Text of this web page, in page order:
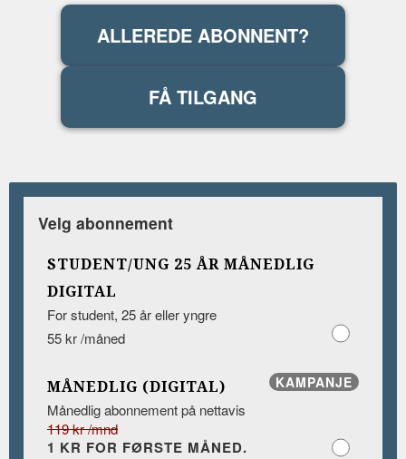
ALLEREDE ABONNENT?
FÅ TILGANG
Velg abonnement
STUDENT/UNG 25 ÅR MÅNEDLIG
DIGITAL
For student, 25 år eller yngre
55 kr /måned
KAMPANJE
MÅNEDLIG (DIGITAL)
Månedlig abonnement på nettavis
119 kr /mnd
1 KR FOR FØRSTE MÅNED.